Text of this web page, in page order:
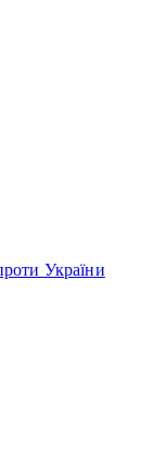
України